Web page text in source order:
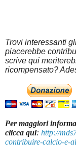
Trovi interessanti
piacerebbe
scrive qui
ricompensato?
Per maggiori
clicca qui: http://
contribuire-calcio-e-